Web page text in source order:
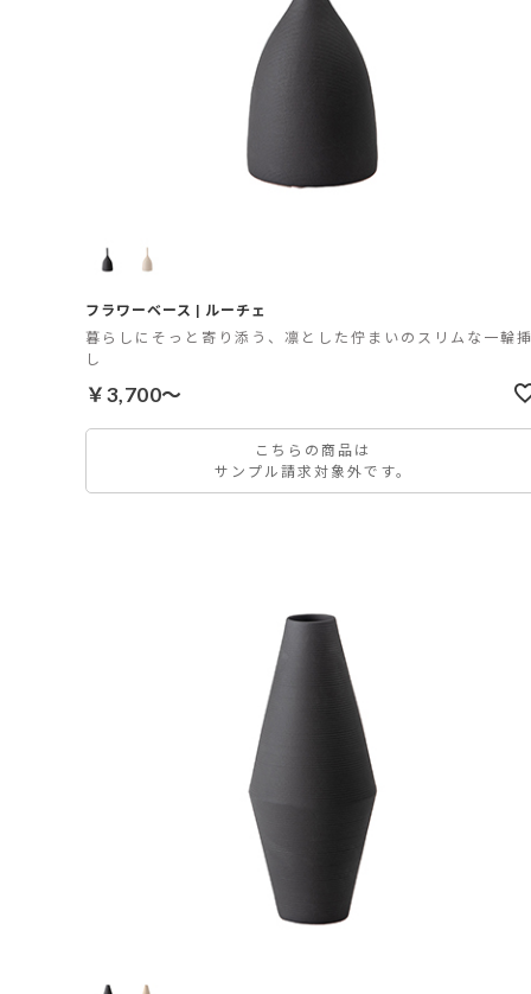
フラワーベース | ルーチェ
暮らしにそっと寄り添う、凛とした佇まいのスリムな一輪挿
し
￥3,700～
こちらの商品は
サンプル請求対象外です。